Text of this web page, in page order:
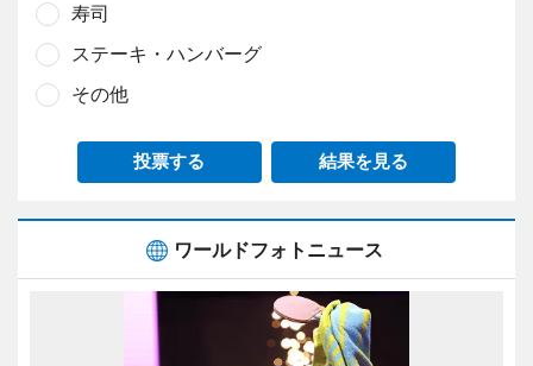
寿司
ステーキ・ハンバーグ
その他
投票する 結果を見る
ワールドフォトニュース